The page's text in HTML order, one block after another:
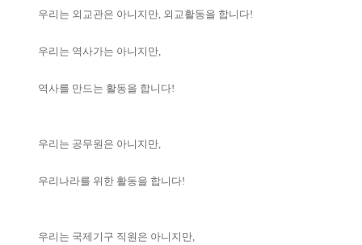
우리는 외교관은 아니지만, 외교활동을 합니다!
우리는 역사가는 아니지만,
역사를 만드는 활동을 합니다!
우리는 공무원은 아니지만,
우리나라를 위한 활동을 합니다!
우리는 국제기구 직원은 아니지만,